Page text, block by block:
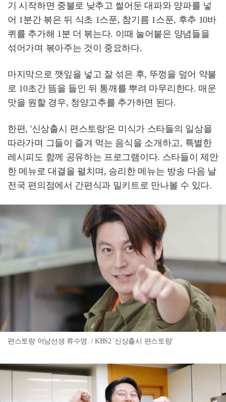
기 시작하면 중불로 낮추고 썰어둔 대파와 양파를 넣
어 1분간 볶은 뒤 식초 1스푼, 참기름 1스푼, 후추 10바
퀴를 추가해 1분 더 볶는다. 이때 눌어붙은 양념들을
섞어가며 볶아주는 것이 중요하다.
마지막으로 깻잎을 넣고 잘 섞은 후, 뚜껑을 덮어 약불
로 10초간 뜸을 들인 뒤 통깨를 뿌려 마무리한다. 매운
맛을 원할 경우, 청양고추를 추가하면 된다.
한편, '신상출시 편스토랑'은 미식가 스타들의 일상을
따라가며 그들이 즐겨 먹는 음식을 소개하고, 특별한
레시피도 함께 공유하는 프로그램이다. 스타들이 제안
한 메뉴로 대결을 펼치며, 승리한 메뉴는 방송 다음 날
전국 편의점에서 간편식과 밀키트로 만나볼 수 있다.
편스토랑 어남선생 류수영. / KBS2 '신상출시 편스토랑'